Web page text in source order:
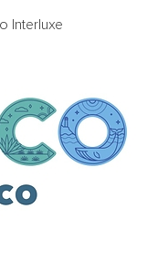
Interluxe